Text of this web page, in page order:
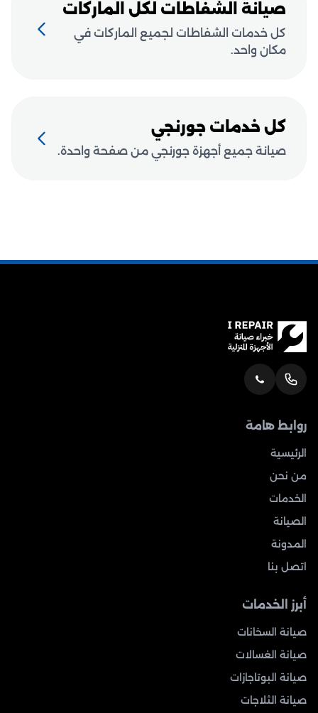
صيانة الشفاطات لكل الماركات
كل خدمات الشفاطات لجميع الماركات في
مكان واحد.
كل خدمات جورنجي
صيانة جميع أجهزة جورنجي من صفحة واحدة.
روابط هامة
الرئيسية
من نحن
الخدمات
الصيانة
المدونة
اتصل بنا
أبرز الخدمات
صيانة السخانات
صيانة الغسالات
صيانة البوتاجازات
صيانة الثلاجات